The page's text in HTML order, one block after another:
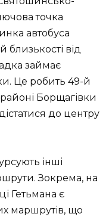
точка
автобуса
близькості від
займає
Це робить 49-й
Борщагівки
до центру
інші
Зокрема, на
Гетьмана є
маршрутів, що